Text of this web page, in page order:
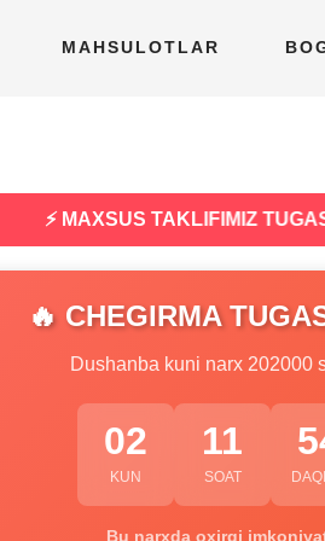
MAHSULOTLAR
⚡ MAXSUS TAKLIFIMIZ
🔥 CHEGIRMA
Dushanba kuni narx 202000
02
KUN
11
SOAT
Bu narxda oxirgi